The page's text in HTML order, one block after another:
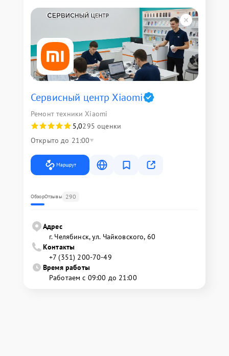
Сервисный центр Xiaomi
Ремонт техники Xiaomi
5,0295 оценки
Открыто до 21:00
Маршрут
ОбзорОтзывы 290
Адрес
г. Челябинск, ул. Чайковского, 60
Контакты
+7 (351) 200-70-49
Время работы
Работаем с 09:00 до 21:00